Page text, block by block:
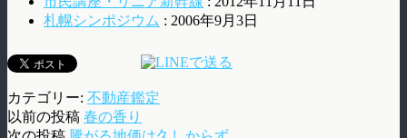
札幌シンポジウム : 2006年9月3日
カテゴリー: 不動産鑑定
以前の投稿 春の香り